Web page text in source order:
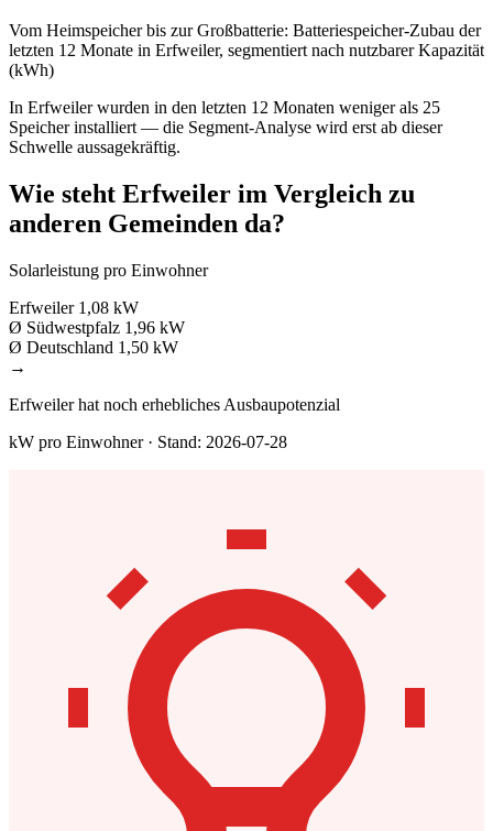
Vom Heimspeicher bis zur Großbatterie: Batteriespeicher-Zubau der
letzten 12 Monate in Erfweiler, segmentiert nach nutzbarer Kapazität
(kWh)
In Erfweiler wurden in den letzten 12 Monaten weniger als 25
Speicher installiert — die Segment-Analyse wird erst ab dieser
Schwelle aussagekräftig.
Wie steht Erfweiler im Vergleich zu
anderen Gemeinden da?
Solarleistung pro Einwohner
Erfweiler 1,08 kW
Ø Südwestpfalz 1,96 kW
Ø Deutschland 1,50 kW
→
Erfweiler hat noch erhebliches Ausbaupotenzial
kW pro Einwohner · Stand: 2026-07-28